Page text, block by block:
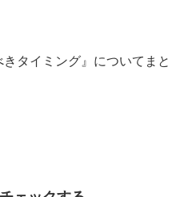
タイミング』についてまと